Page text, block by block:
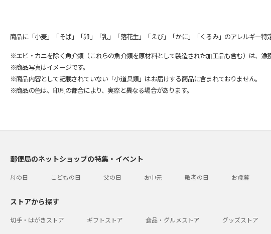
商品に「小麦」「そば」「卵」「乳」「落花生」「えび」「かに」「くるみ」のアレルギー特
※エビ・カニを除く魚介類（これらの魚介類を原材料として製造された加工品も含む）は、
※商品写真はイメージです。
※商品内容として記載されていない「小道具類」はお届けする商品に含まれておりません。
※商品の色は、印刷の都合により、実際と異なる場合があります。
郵便局のネットショップの特集・イベント
母の日 こどもの日 父の日 お中元 敬老の日 お歳暮
ストアから探す
切手・はがきストア ギフトストア 食品・グルメストア グッズストア